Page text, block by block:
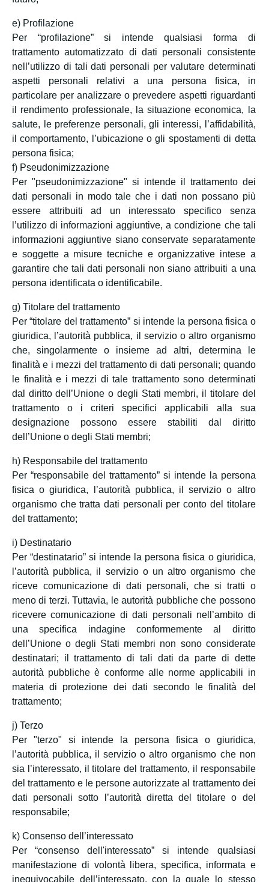
e) Profilazione
Per “profilazione” si intende qualsiasi forma di
trattamento automatizzato di dati personali consistente
nell’utilizzo di tali dati personali per valutare determinati
aspetti personali relativi a una persona fisica, in
particolare per analizzare o prevedere aspetti riguardanti
il rendimento professionale, la situazione economica, la
salute, le preferenze personali, gli interessi, l’affidabilità,
il comportamento, l’ubicazione o gli spostamenti di detta
persona fisica;
f) Pseudonimizzazione
Per "pseudonimizzazione" si intende il trattamento dei
dati personali in modo tale che i dati non possano più
essere attribuiti ad un interessato specifico senza
l’utilizzo di informazioni aggiuntive, a condizione che tali
informazioni aggiuntive siano conservate separatamente
e soggette a misure tecniche e organizzative intese a
garantire che tali dati personali non siano attribuiti a una
persona identificata o identificabile.
g) Titolare del trattamento
Per “titolare del trattamento” si intende la persona fisica o
giuridica, l’autorità pubblica, il servizio o altro organismo
che, singolarmente o insieme ad altri, determina le
finalità e i mezzi del trattamento di dati personali; quando
le finalità e i mezzi di tale trattamento sono determinati
dal diritto dell’Unione o degli Stati membri, il titolare del
trattamento o i criteri specifici applicabili alla sua
designazione possono essere stabiliti dal diritto
dell’Unione o degli Stati membri;
h) Responsabile del trattamento
Per “responsabile del trattamento” si intende la persona
fisica o giuridica, l’autorità pubblica, il servizio o altro
organismo che tratta dati personali per conto del titolare
del trattamento;
i) Destinatario
Per “destinatario” si intende la persona fisica o giuridica,
l’autorità pubblica, il servizio o un altro organismo che
riceve comunicazione di dati personali, che si tratti o
meno di terzi. Tuttavia, le autorità pubbliche che possono
ricevere comunicazione di dati personali nell’ambito di
una specifica indagine conformemente al diritto
dell’Unione o degli Stati membri non sono considerate
destinatari; il trattamento di tali dati da parte di dette
autorità pubbliche è conforme alle norme applicabili in
materia di protezione dei dati secondo le finalità del
trattamento;
j) Terzo
Per "terzo" si intende la persona fisica o giuridica,
l’autorità pubblica, il servizio o altro organismo che non
sia l’interessato, il titolare del trattamento, il responsabile
del trattamento e le persone autorizzate al trattamento dei
dati personali sotto l’autorità diretta del titolare o del
responsabile;
k) Consenso dell’interessato
Per “consenso dell'interessato” si intende qualsiasi
manifestazione di volontà libera, specifica, informata e
inequivocabile dell’interessato, con la quale lo stesso